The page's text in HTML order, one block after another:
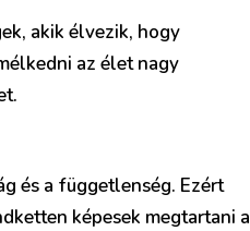
akik élvezik, hogy
az élet nagy
és a függetlenség. Ezért
képesek megtartani a